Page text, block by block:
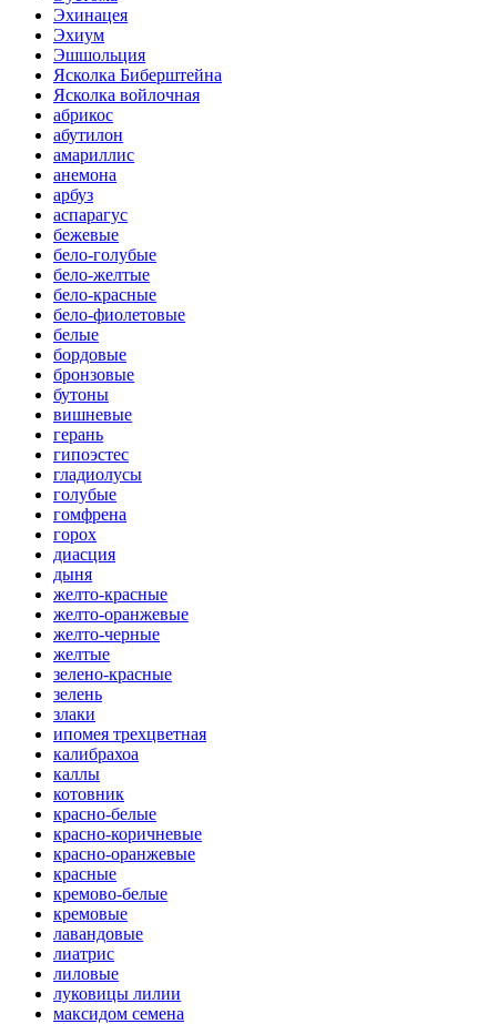
Эхинацея
Эхиум
Эшшольция
Ясколка Биберштейна
Ясколка войлочная
абрикос
абутилон
амариллис
анемона
арбуз
аспарагус
бежевые
бело-голубые
бело-желтые
бело-красные
бело-фиолетовые
белые
бордовые
бронзовые
бутоны
вишневые
герань
гипоэстес
гладиолусы
голубые
гомфрена
горох
диасция
дыня
желто-красные
желто-оранжевые
желто-черные
желтые
зелено-красные
зелень
злаки
ипомея трехцветная
калибрахоа
каллы
котовник
красно-белые
красно-коричневые
красно-оранжевые
красные
кремово-белые
кремовые
лавандовые
лиатрис
лиловые
луковицы лилии
максидом семена